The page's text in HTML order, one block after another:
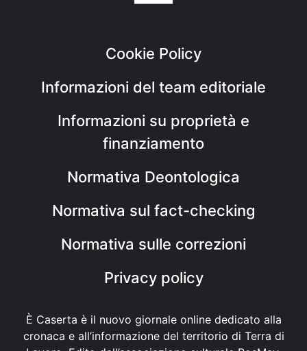
Cookie Policy
Informazioni del team editoriale
Informazioni su proprietà e
finanziamento
Normativa Deontologica
Normativa sul fact-checking
Normativa sulle correzioni
Privacy policy
È Caserta è il nuovo giornale online dedicato alla
cronaca e all’informazione del territorio di Terra di